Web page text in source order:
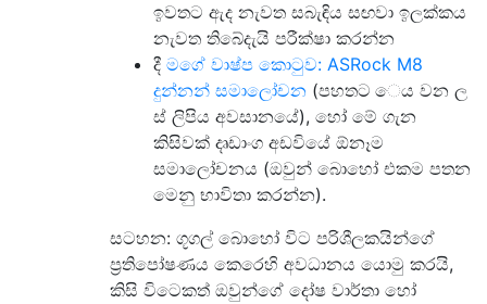
ඉවතට ඇද නැවත සබැඳිය සඟවා ඉලක්කය
නැවත තිබේදැයි පරීක්ෂා කරන්න
දී මගේ වාෂ්ප කොටුව: ASRock M8
දුන්නන් සමාලෝචන (පහතට ෙය වන ල
ස් ලිපිය අවසානයේ), හෝ මේ ගැන
කිසිවක් දෘඩාංග අඩවියේ ඕනෑම
සමාලෝචනය (ඔවුන් බොහෝ එකම පතන
මෙනු භාවිතා කරන්න).
සටහන: ගූගල් බොහෝ විට පරිශීලකයින්ගේ
ප්‍රතිපෝෂණය කෙරෙහි අවධානය යොමු කරයි,
කිසි විටෙකත් ඔවුන්ගේ දෝෂ වාර්තා හෝ